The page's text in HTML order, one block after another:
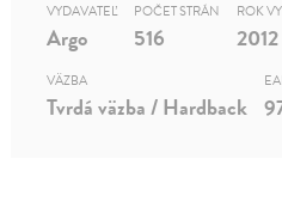
VYDAVATEĽ
Argo
POČET STRÁN
516
ROK
2012
VÄZBA
Tvrdá väzba / Hardback